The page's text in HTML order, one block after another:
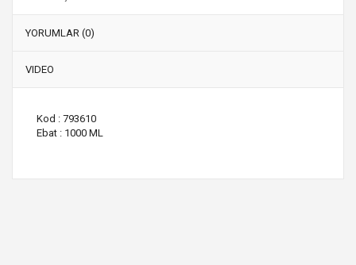
YORUMLAR (0)
VIDEO
Kod : 793610
Ebat : 1000 ML